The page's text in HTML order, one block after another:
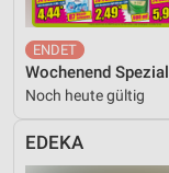
Wochenend Spezial
Noch heute gültig
EDEKA